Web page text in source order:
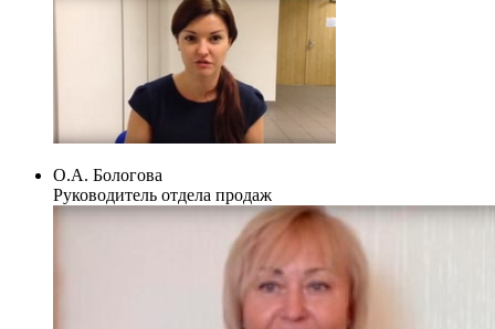
О.А. Бологова
Руководитель отдела продаж